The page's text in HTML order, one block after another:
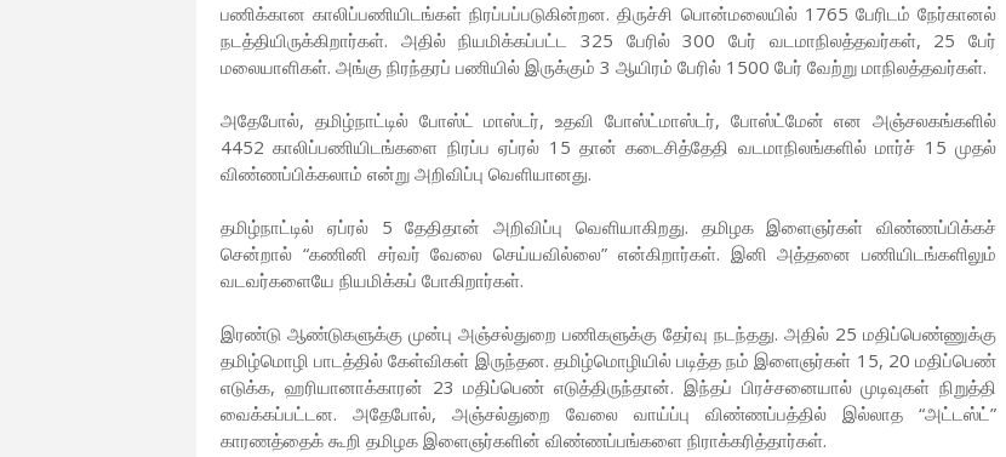
பணிக்கான காலிப்பணியிடங்கள் நிரப்பப்படுகின்றன. திருச்சி பொன்மலையில் 1765 பேரிடம் நேர்கானல்
நடத்தியிருக்கிறார்கள். அதில் நியமிக்கப்பட்ட 325 பேரில் 300 பேர் வடமாநிலத்தவர்கள், 25 பேர்
மலையாளிகள். அங்கு நிரந்தரப் பணியில் இருக்கும் 3 ஆயிரம் பேரில் 1500 பேர் வேற்று மாநிலத்தவர்கள்.
அதேபோல், தமிழ்நாட்டில் போஸ்ட் மாஸ்டர், உதவி போஸ்ட்மாஸ்டர், போஸ்ட்மேன் என அஞ்சலகங்களில்
4452 காலிப்பணியிடங்களை நிரப்ப ஏப்ரல் 15 தான் கடைசித்தேதி வடமாநிலங்களில் மார்ச் 15 முதல்
விண்ணப்பிக்கலாம் என்று அறிவிப்பு வெளியானது.
தமிழ்நாட்டில் ஏப்ரல் 5 தேதிதான் அறிவிப்பு வெளியாகிறது. தமிழக இளைஞர்கள் விண்ணப்பிக்கச்
சென்றால் “கணினி சர்வர் வேலை செய்யவில்லை” என்கிறார்கள். இனி அத்தனை பணியிடங்களிலும்
வடவர்களையே நியமிக்கப் போகிறார்கள்.
இரண்டு ஆண்டுகளுக்கு முன்பு அஞ்சல்துறை பணிகளுக்கு தேர்வு நடந்தது. அதில் 25 மதிப்பெண்ணுக்கு
தமிழ்மொழி பாடத்தில் கேள்விகள் இருந்தன. தமிழ்மொழியில் படித்த நம் இளைஞர்கள் 15, 20 மதிப்பெண்
எடுக்க, ஹரியானாக்காரன் 23 மதிப்பெண் எடுத்திருந்தான். இந்தப் பிரச்சனையால் முடிவுகள் நிறுத்தி
வைக்கப்பட்டன. அதேபோல், அஞ்சல்துறை வேலை வாய்ப்பு விண்ணப்பத்தில் இல்லாத “அட்டஸ்ட்”
காரணத்தைக் கூறி தமிழக இளைஞர்களின் விண்ணப்பங்களை நிராக்கரித்தார்கள்.